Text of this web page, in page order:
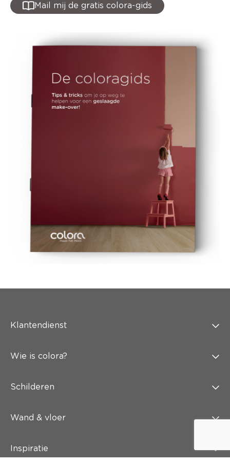
Mail mij de gratis colora-gids
Klantendienst
Wie is colora?
Schilderen
Wand & vloer
Inspiratie